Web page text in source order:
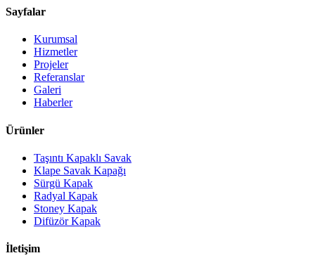
Sayfalar
Kurumsal
Hizmetler
Projeler
Referanslar
Galeri
Haberler
Ürünler
Taşıntı Kapaklı Savak
Klape Savak Kapağı
Sürgü Kapak
Radyal Kapak
Stoney Kapak
Difüzör Kapak
İletişim